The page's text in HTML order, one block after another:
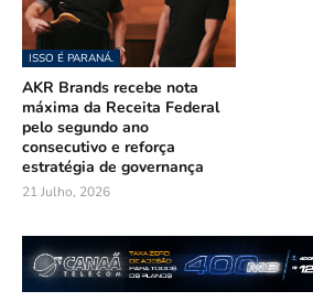
ISSO É PARANÁ.
AKR Brands recebe nota
máxima da Receita Federal
pelo segundo ano
consecutivo e reforça
estratégia de governança
21 Julho, 2026